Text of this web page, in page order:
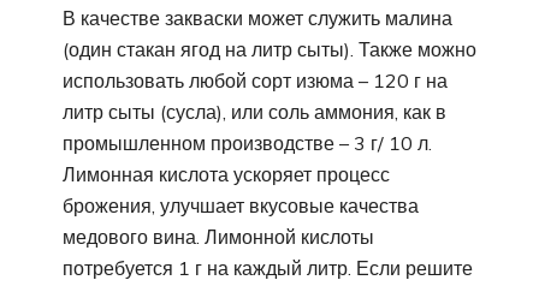
В качестве закваски может служить малина
(один стакан ягод на литр сыты). Также можно
использовать любой сорт изюма – 120 г на
литр сыты (сусла), или соль аммония, как в
промышленном производстве – 3 г/ 10 л.
Лимонная кислота ускоряет процесс
брожения, улучшает вкусовые качества
медового вина. Лимонной кислоты
потребуется 1 г на каждый литр. Если решите